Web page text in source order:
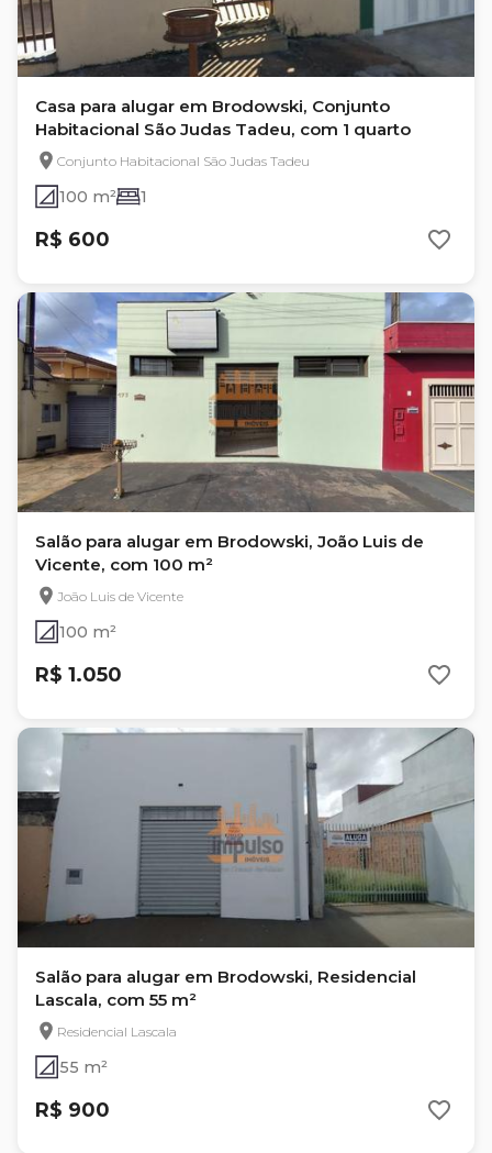
Casa para alugar em Brodowski, Conjunto
Habitacional São Judas Tadeu, com 1 quarto
Conjunto Habitacional São Judas Tadeu
100 m² 1
R$ 600
Salão para alugar em Brodowski, João Luis de
Vicente, com 100 m²
João Luis de Vicente
100 m²
R$ 1.050
Salão para alugar em Brodowski, Residencial
Lascala, com 55 m²
Residencial Lascala
55 m²
R$ 900